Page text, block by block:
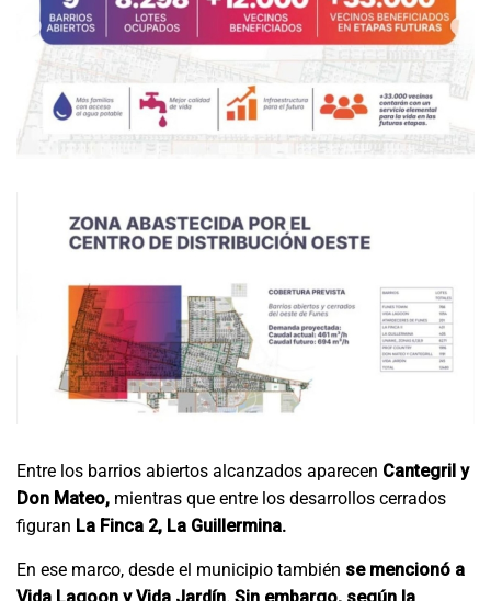
Entre los barrios abiertos alcanzados aparecen Cantegril y
Don Mateo, mientras que entre los desarrollos cerrados
figuran La Finca 2, La Guillermina.
En ese marco, desde el municipio también se mencionó a